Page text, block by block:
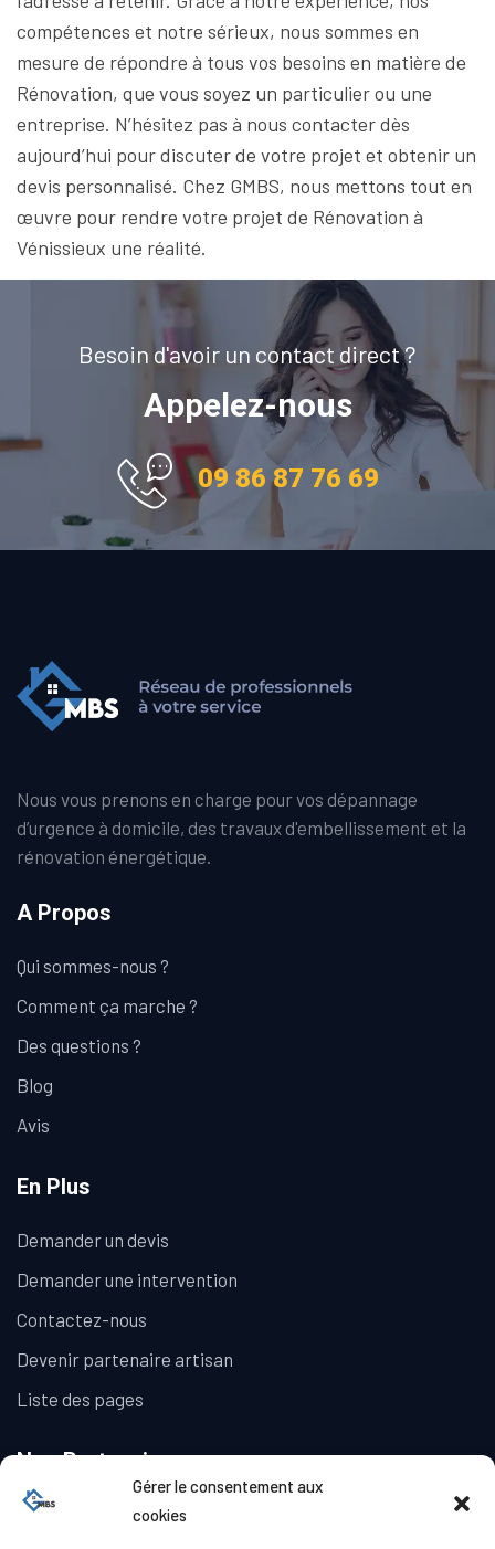
Gérer le consentement aux
cookies
compétences et notre sérieux, nous sommes en
mesure de répondre à tous vos besoins en matière de
Rénovation, que vous soyez un particulier ou une
entreprise. N’hésitez pas à nous contacter dès
aujourd’hui pour discuter de votre projet et obtenir un
devis personnalisé. Chez GMBS, nous mettons tout en
œuvre pour rendre votre projet de Rénovation à
Vénissieux une réalité.
Besoin d'avoir un contact direct ?
Appelez-nous
09 86 87 76 69
Nous vous prenons en charge pour vos dépannage
d’urgence à domicile, des travaux d'embellissement et la
rénovation énergétique.
A Propos
Qui sommes-nous ?
Comment ça marche ?
Des questions ?
Blog
Avis
En Plus
Demander un devis
Demander une intervention
Contactez-nous
Devenir partenaire artisan
Liste des pages
Nos Partenaires
La Galerie Immobilière